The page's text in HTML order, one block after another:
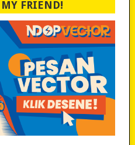
FRIEND!